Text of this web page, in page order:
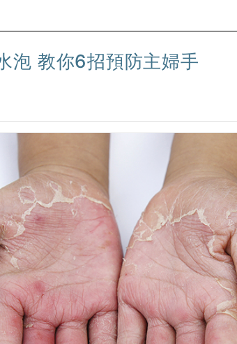
泡 教你6招預防主婦手